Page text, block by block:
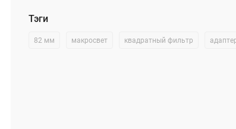
Тэги
82 мм макросвет квадратный фильтр